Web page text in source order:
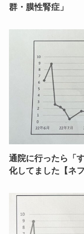
群・膜性腎症」
通院に行ったら「
化してました【ネ